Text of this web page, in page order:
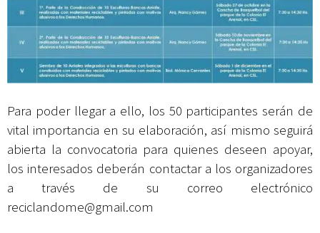
Para poder llegar a ello, los 50 participantes serán de
vital importancia en su elaboración, así mismo seguirá
abierta la convocatoria para quienes deseen apoyar,
los interesados deberán contactar a los organizadores
a través de su correo electrónico
reciclandome@gmail.com